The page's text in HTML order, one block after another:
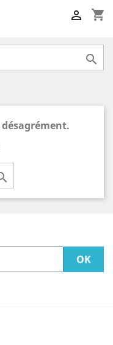
shopping_cart

